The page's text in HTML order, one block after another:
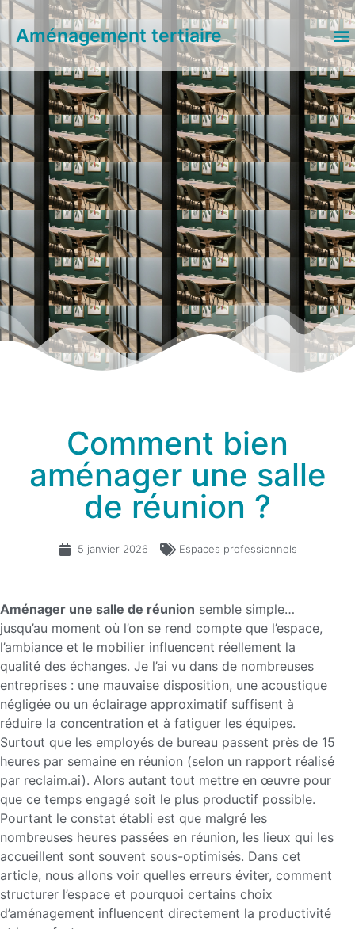
Aménagement tertiaire
Comment bien
aménager une salle
de réunion ?
5 janvier 2026 Espaces professionnels
Aménager une salle de réunion semble simple…
jusqu’au moment où l’on se rend compte que l’espace,
l’ambiance et le mobilier influencent réellement la
qualité des échanges. Je l’ai vu dans de nombreuses
entreprises : une mauvaise disposition, une acoustique
négligée ou un éclairage approximatif suffisent à
réduire la concentration et à fatiguer les équipes.
Surtout que les employés de bureau passent près de 15
heures par semaine en réunion (selon un rapport réalisé
par reclaim.ai). Alors autant tout mettre en œuvre pour
que ce temps engagé soit le plus productif possible.
Pourtant le constat établi est que malgré les
nombreuses heures passées en réunion, les lieux qui les
accueillent sont souvent sous-optimisés. Dans cet
article, nous allons voir quelles erreurs éviter, comment
structurer l’espace et pourquoi certains choix
d’aménagement influencent directement la productivité